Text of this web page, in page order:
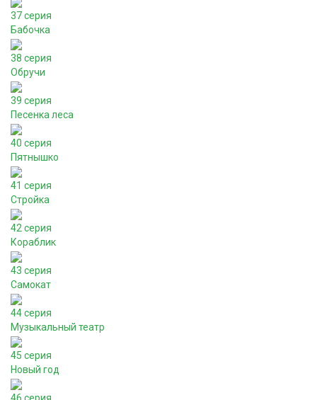
37 серия
Бабочка
38 серия
Обручи
39 серия
Песенка леса
40 серия
Пятнышко
41 серия
Стройка
42 серия
Кораблик
43 серия
Самокат
44 серия
Музыкальный театр
45 серия
Новый год